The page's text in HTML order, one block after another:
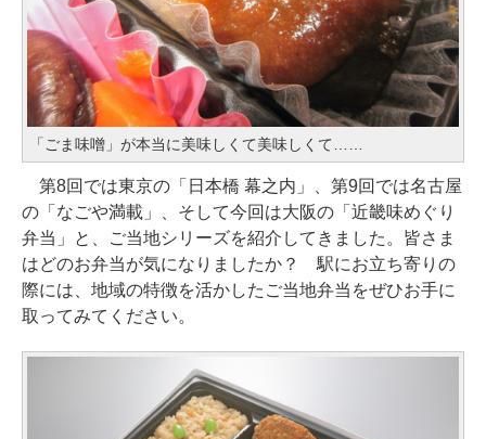
「ごま味噌」が本当に美味しくて美味しくて……
第8回では東京の「日本橋 幕之内」、第9回では名古屋
の「なごや満載」、そして今回は大阪の「近畿味めぐり
弁当」と、ご当地シリーズを紹介してきました。皆さま
はどのお弁当が気になりましたか？ 駅にお立ち寄りの
際には、地域の特徴を活かしたご当地弁当をぜひお手に
取ってみてください。